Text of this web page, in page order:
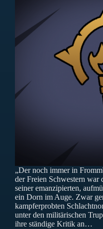
„Der noch immer in
der Freien Schwestern war
seiner emanzipierten,
ein Dorn im Auge. Zwar
kampferprobten
unter den militärischen
ihre ständige Kritik an…